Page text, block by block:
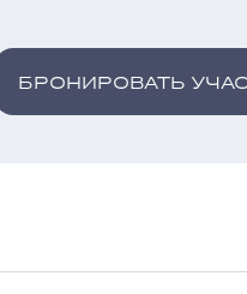
БРОНИРОВАТЬ